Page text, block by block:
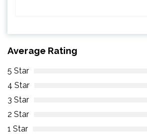
Average Rating
5 Star
4 Star
3 Star
2 Star
1 Star